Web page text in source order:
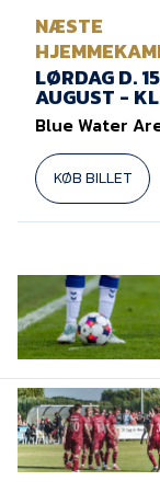
NÆSTE
LØRDAG D.
AUGUST -
Blue Water
KØB BILLET